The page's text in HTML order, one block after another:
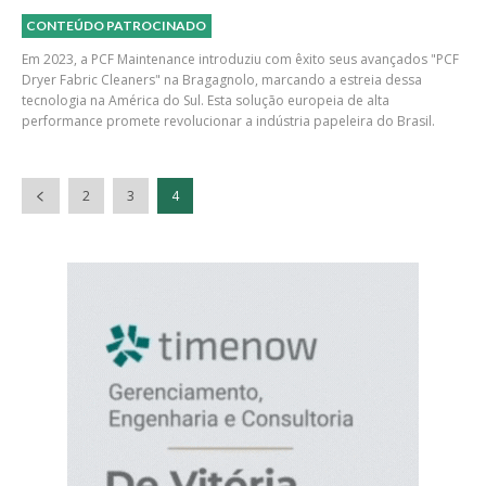
CONTEÚDO PATROCINADO
Em 2023, a PCF Maintenance introduziu com êxito seus avançados "PCF
Dryer Fabric Cleaners" na Bragagnolo, marcando a estreia dessa
tecnologia na América do Sul. Esta solução europeia de alta
performance promete revolucionar a indústria papeleira do Brasil.
2 3 4